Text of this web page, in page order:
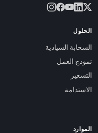
الحلول
السحابة السيادية
نموذج العمل
التسعير
الاستدامة
الموارد